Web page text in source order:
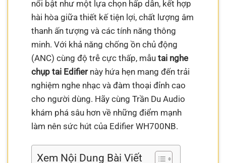
nổi bật như một lựa chọn hấp dẫn, kết hợp
hài hòa giữa thiết kế tiện lợi, chất lượng âm
thanh ấn tượng và các tính năng thông
minh. Với khả năng chống ồn chủ động
(ANC) cùng độ trễ cực thấp, mẫutai nghe
chụp tai Edifiernày hứa hẹn mang đến trải
nghiệm nghe nhạc và đàm thoại đỉnh cao
cho người dùng. Hãy cùng Trần Du Audio
khám phá sâu hơn về những điểm mạnh
làm nên sức hút của Edifier WH700NB.
Xem Nội Dung Bài Viết